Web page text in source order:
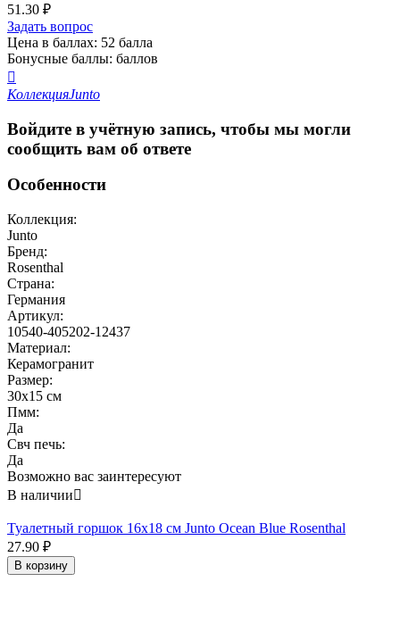
51.30 ₽
Задать вопрос
Цена в баллах: 52 балла
Бонусные баллы: баллов

КоллекцияJunto
Войдите в учётную запись, чтобы мы могли
сообщить вам об ответе
Особенности
Коллекция:
Junto
Бренд:
Rosenthal
Страна:
Германия
Артикул:
10540-405202-12437
Материал:
Керамогранит
Размер:
30x15 см
Пмм:
Да
Свч печь:
Да
Возможно вас заинтересуют
В наличии
Туалетный горшок 16x18 см Junto Ocean Blue Rosenthal
27.90 ₽
В корзину